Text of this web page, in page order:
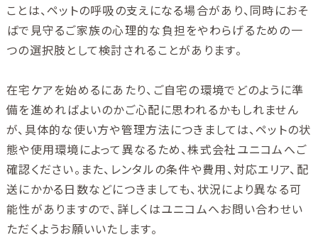
ことは、ペットの呼吸の支えになる場合があり、同時におそ
ばで見守るご家族の心理的な負担をやわらげるための一
つの選択肢として検討されることがあります。
在宅ケアを始めるにあたり、ご自宅の環境でどのように準
備を進めればよいのかご心配に思われるかもしれません
が、具体的な使い方や管理方法につきましては、ペットの状
態や使用環境によって異なるため、株式会社ユニコムへご
確認ください。また、レンタルの条件や費用、対応エリア、配
送にかかる日数などにつきましても、状況により異なる可
能性がありますので、詳しくはユニコムへお問い合わせい
ただくようお願いいたします。